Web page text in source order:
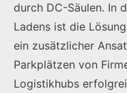
durch DC-Säulen. In
Ladens ist die
ein zusätzlicher
Parkplätzen von
Logistikhubs